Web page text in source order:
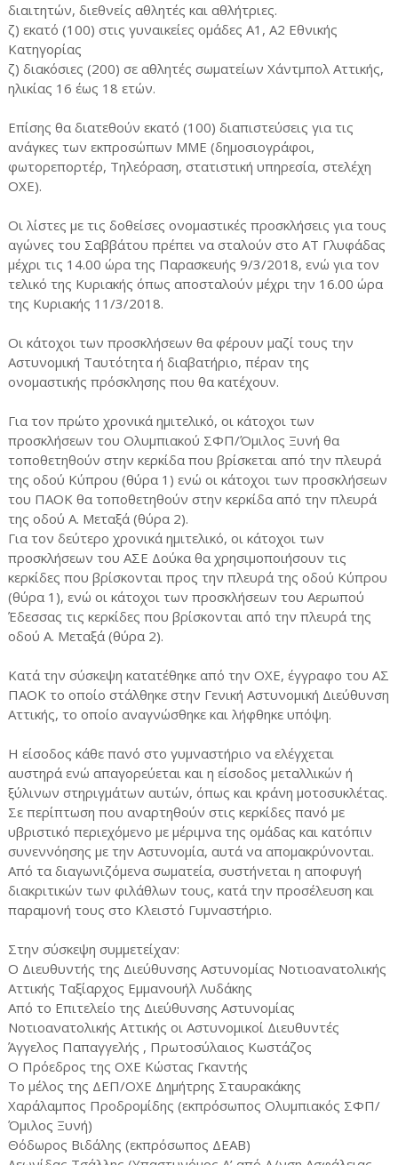
διαιτητών, διεθνείς αθλητές και αθλήτριες.
ζ) εκατό (100) στις γυναικείες ομάδες Α1, Α2 Εθνικής
Κατηγορίας
ζ) διακόσιες (200) σε αθλητές σωματείων Χάντμπολ Αττικής,
ηλικίας 16 έως 18 ετών.
Επίσης θα διατεθούν εκατό (100) διαπιστεύσεις για τις
ανάγκες των εκπροσώπων ΜΜΕ (δημοσιογράφοι,
φωτορεπορτέρ, Τηλεόραση, στατιστική υπηρεσία, στελέχη
ΟΧΕ).
Οι λίστες με τις δοθείσες ονομαστικές προσκλήσεις για τους
αγώνες του Σαββάτου πρέπει να σταλούν στο ΑΤ Γλυφάδας
μέχρι τις 14.00 ώρα της Παρασκευής 9/3/2018, ενώ για τον
τελικό της Κυριακής όπως αποσταλούν μέχρι την 16.00 ώρα
της Κυριακής 11/3/2018.
Οι κάτοχοι των προσκλήσεων θα φέρουν μαζί τους την
Αστυνομική Ταυτότητα ή διαβατήριο, πέραν της
ονομαστικής πρόσκλησης που θα κατέχουν.
Για τον πρώτο χρονικά ημιτελικό, οι κάτοχοι των
προσκλήσεων του Ολυμπιακού ΣΦΠ/Όμιλος Ξυνή θα
τοποθετηθούν στην κερκίδα που βρίσκεται από την πλευρά
της οδού Κύπρου (θύρα 1) ενώ οι κάτοχοι των προσκλήσεων
του ΠΑΟΚ θα τοποθετηθούν στην κερκίδα από την πλευρά
της οδού Α. Μεταξά (θύρα 2).
Για τον δεύτερο χρονικά ημιτελικό, οι κάτοχοι των
προσκλήσεων του ΑΣΕ Δούκα θα χρησιμοποιήσουν τις
κερκίδες που βρίσκονται προς την πλευρά της οδού Κύπρου
(θύρα 1), ενώ οι κάτοχοι των προσκλήσεων του Αερωπού
Έδεσσας τις κερκίδες που βρίσκονται από την πλευρά της
οδού Α. Μεταξά (θύρα 2).
Κατά την σύσκεψη κατατέθηκε από την ΟΧΕ, έγγραφο του ΑΣ
ΠΑΟΚ το οποίο στάλθηκε στην Γενική Αστυνομική Διεύθυνση
Αττικής, το οποίο αναγνώσθηκε και λήφθηκε υπόψη.
Η είσοδος κάθε πανό στο γυμναστήριο να ελέγχεται
αυστηρά ενώ απαγορεύεται και η είσοδος μεταλλικών ή
ξύλινων στηριγμάτων αυτών, όπως και κράνη μοτοσυκλέτας.
Σε περίπτωση που αναρτηθούν στις κερκίδες πανό με
υβριστικό περιεχόμενο με μέριμνα της ομάδας και κατόπιν
συνεννόησης με την Αστυνομία, αυτά να απομακρύνονται.
Από τα διαγωνιζόμενα σωματεία, συστήνεται η αποφυγή
διακριτικών των φιλάθλων τους, κατά την προσέλευση και
παραμονή τους στο Κλειστό Γυμναστήριο.
Στην σύσκεψη συμμετείχαν:
Ο Διευθυντής της Διεύθυνσης Αστυνομίας Νοτιοανατολικής
Αττικής Ταξίαρχος Εμμανουήλ Λυδάκης
Από το Επιτελείο της Διεύθυνσης Αστυνομίας
Νοτιοανατολικής Αττικής οι Αστυνομικοί Διευθυντές
Άγγελος Παπαγγελής , Πρωτοσύλαιος Κωστάζος
Ο Πρόεδρος της ΟΧΕ Κώστας Γκαντής
Το μέλος της ΔΕΠ/ΟΧΕ Δημήτρης Σταυρακάκης
Χαράλαμπος Προδρομίδης (εκπρόσωπος Ολυμπιακός ΣΦΠ/
Όμιλος Ξυνή)
Θόδωρος Βιδάλης (εκπρόσωπος ΔΕΑΒ)